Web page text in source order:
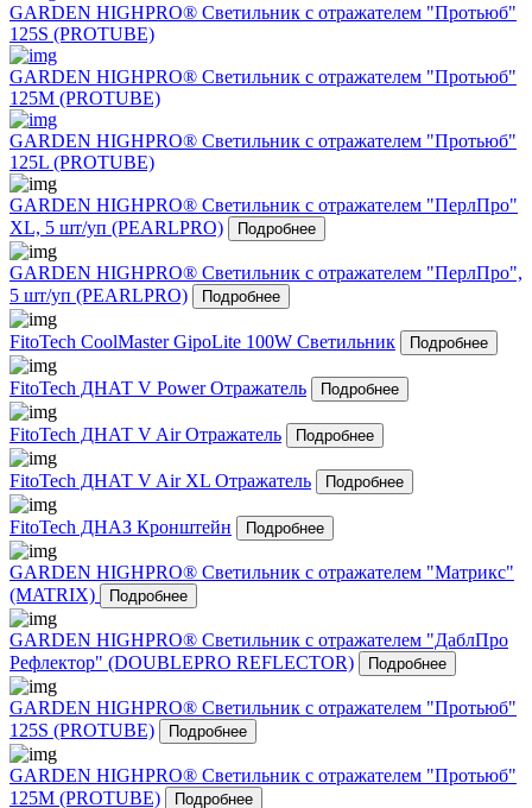
GARDEN HIGHPRO® Светильник с отражателем "Протьюб"
125S (PROTUBE)
GARDEN HIGHPRO® Светильник с отражателем "Протьюб"
125М (PROTUBE)
GARDEN HIGHPRO® Светильник с отражателем "Протьюб"
125L (PROTUBE)
GARDEN HIGHPRO® Светильник с отражателем "ПерлПро"
XL, 5 шт/уп (PEARLPRO)
Подробнее
GARDEN HIGHPRO® Светильник с отражателем "ПерлПро",
5 шт/уп (PEARLPRO)
Подробнее
FitoTech CoolMaster GipoLite 100W Светильник Подробнее
FitoTech ДНАТ V Power Отражатель Подробнее
FitoTech ДНАТ V Air Отражатель Подробнее
FitoTech ДНАТ V Air XL Отражатель Подробнее
FitoTech ДНАЗ Кронштейн Подробнее
GARDEN HIGHPRO® Светильник с отражателем "Матрикс"
(MATRIX)
Подробнее
GARDEN HIGHPRO® Светильник с отражателем "ДаблПро
Рефлектор" (DOUBLEPRO REFLECTOR)
Подробнее
GARDEN HIGHPRO® Светильник с отражателем "Протьюб"
125S (PROTUBE)
Подробнее
GARDEN HIGHPRO® Светильник с отражателем "Протьюб"
125М (PROTUBE)
Подробнее